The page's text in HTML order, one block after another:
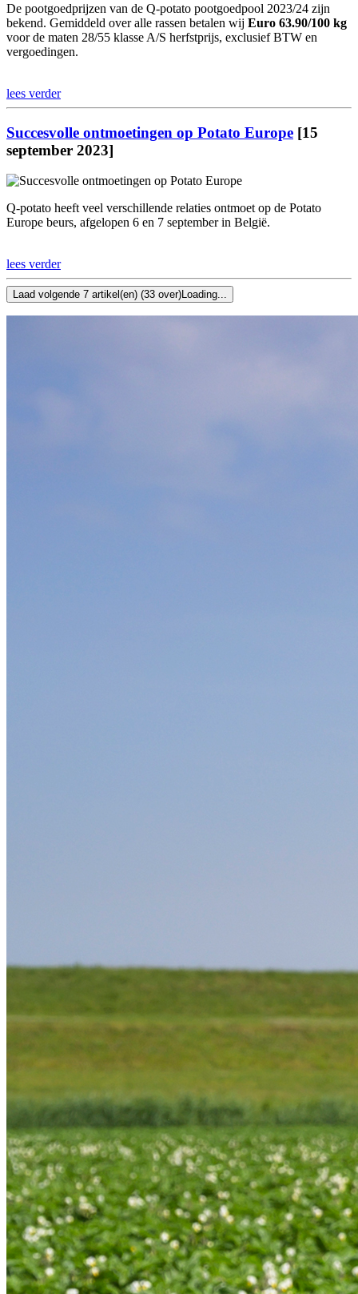
De pootgoedprijzen van de Q-potato pootgoedpool 2023/24 zijn
bekend. Gemiddeld over alle rassen betalen wij Euro 63.90/100 kg
voor de maten 28/55 klasse A/S herfstprijs, exclusief BTW en
vergoedingen.
lees verder
Succesvolle ontmoetingen op Potato Europe [15
september 2023]
Q-potato heeft veel verschillende relaties ontmoet op de Potato
Europe beurs, afgelopen 6 en 7 september in België.
lees verder
Laad volgende 7 artikel(en) (33 over)Loading...